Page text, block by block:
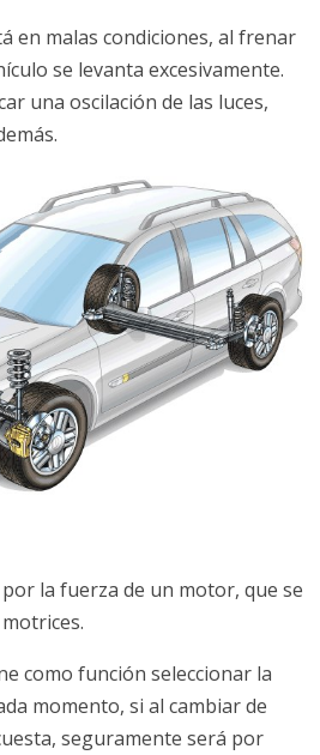
en malas condiciones, al frenar
se levanta excesivamente.
una oscilación de las luces,
la fuerza de un motor, que se
como función seleccionar la
momento, si al cambiar de
seguramente será por